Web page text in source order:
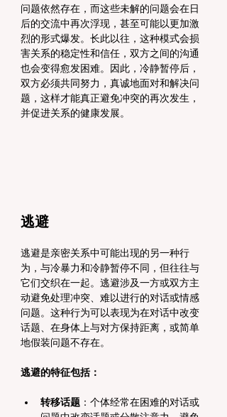
问题依然存在，而这些未解的问题会在日
后的交流中再次浮现，甚至可能以更加激
烈的形式爆发。长此以往，这种模式会损
害关系的稳定性和信任，双方之间的沟通
也会变得愈发困难。因此，冷静暂停后，
双方必须共同努力，真诚地面对和解决问
题，这样才能真正避免冲突的再次发生，
并促进关系的健康发展。
逃避
逃避是亲密关系中可能出现的另一种行
为，与冷暴力和冷静暂停不同，但往往与
它们交织在一起。逃避涉及一方或双方主
动避免处理冲突、难以进行的对话或情感
问题。这种行为可以表现为在对话中改变
话题、在身体上与对方保持距离，或简单
地假装问题不存在。
逃避的特征包括：
转移话题 ：个体经常在困难的对话或